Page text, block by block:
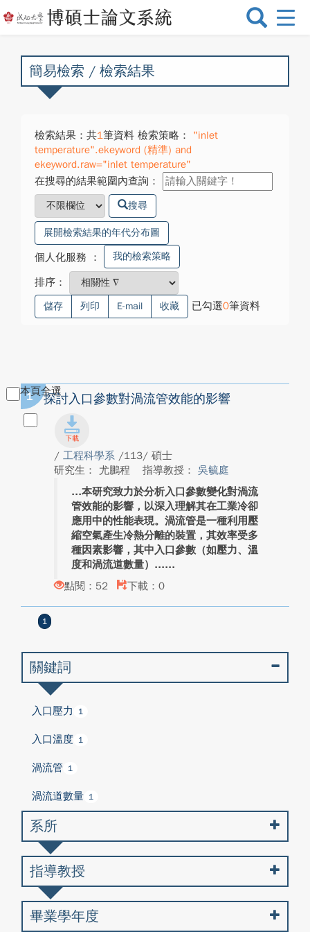
選
換
簡易檢索 / 檢索結果
檢索結果：共1筆資料 檢索策略：
"inlet
temperature".ekeyword (精準) and
ekeyword.raw="inlet temperature"
在搜尋的結果範圍內查詢：
搜尋
展開檢索結果的年代分布圖
個人化服務 ： 我的檢索策略
排序：
儲存 列印 E-mail 收藏 已勾選0筆資料
本頁全選
1 探討入口參數對渦流管效能的影響
/ 工程科學系 /113/ 碩士
研究生： 尤鵬程
指導教授： 吳毓庭
本研究致力於分析入口參數變化對渦流
管效能的影響，以深入理解其在工業冷卻
應用中的性能表現。渦流管是一種利用壓
縮空氣產生冷熱分離的裝置，其效率受多
種因素影響，其中入口參數（如壓力、溫
度和渦流道數量）...
點閱：52
下載：0
1
關鍵詞
入口壓力 1
入口溫度 1
渦流管 1
渦流道數量 1
系所
指導教授
畢業學年度